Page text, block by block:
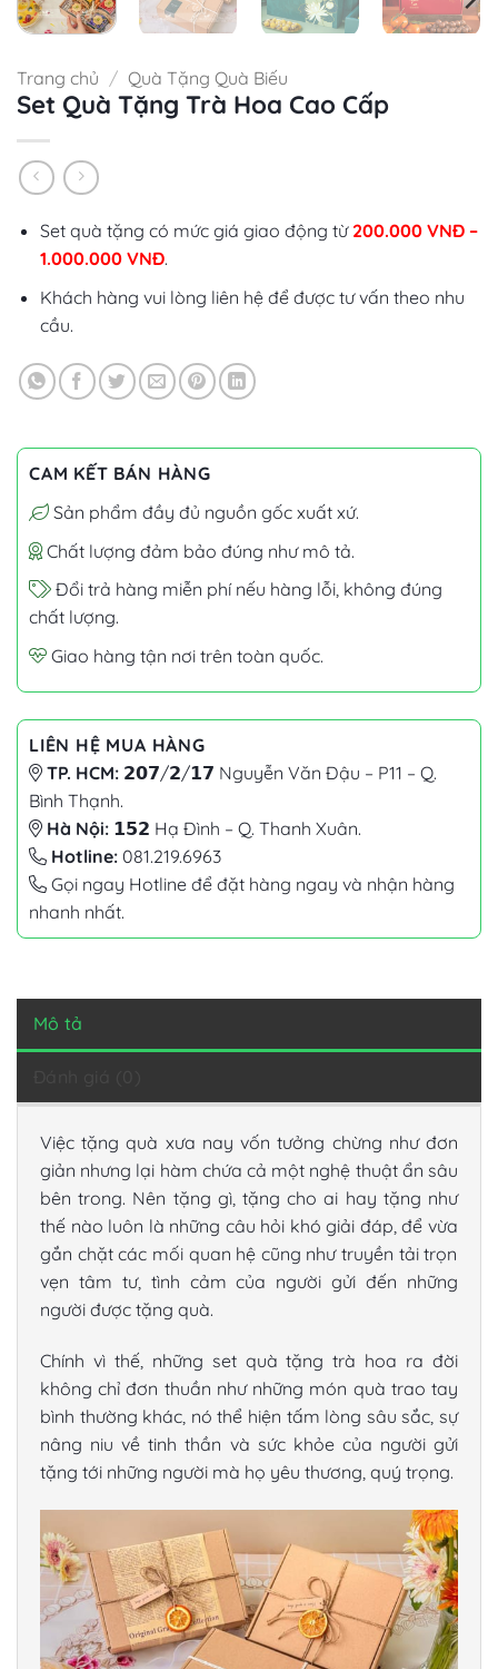
Trang chủ / Quà Tặng Quà Biếu
Set Quà Tặng Trà Hoa Cao Cấp
Set quà tặng có mức giá giao động từ 200.000 VNĐ –
1.000.000 VNĐ.
Khách hàng vui lòng liên hệ để được tư vấn theo nhu
cầu.
CAM KẾT BÁN HÀNG
Sản phẩm đầy đủ nguồn gốc xuất xứ.
Chất lượng đảm bảo đúng như mô tả.
Đổi trả hàng miễn phí nếu hàng lỗi, không đúng
chất lượng.
Giao hàng tận nơi trên toàn quốc.
LIÊN HỆ MUA HÀNG
TP. HCM: 𝟮𝟬𝟳/𝟮/𝟭𝟳 Nguyễn Văn Đậu – P11 – Q.
Bình Thạnh.
Hà Nội: 𝟭𝟱𝟮 Hạ Đình – Q. Thanh Xuân.
Hotline: 081.219.6963
Gọi ngay Hotline để đặt hàng ngay và nhận hàng
nhanh nhất.
Mô tả
Việc tặng quà xưa nay vốn tưởng chừng như đơn
giản nhưng lại hàm chứa cả một nghệ thuật ẩn sâu
bên trong. Nên tặng gì, tặng cho ai hay tặng như
thế nào luôn là những câu hỏi khó giải đáp, để vừa
gắn chặt các mối quan hệ cũng như truyền tải trọn
vẹn tâm tư, tình cảm của người gửi đến những
người được tặng quà.
Chính vì thế, những set quà tặng trà hoa ra đời
không chỉ đơn thuần như những món quà trao tay
bình thường khác, nó thể hiện tấm lòng sâu sắc, sự
nâng niu về tinh thần và sức khỏe của người gửi
tặng tới những người mà họ yêu thương, quý trọng.